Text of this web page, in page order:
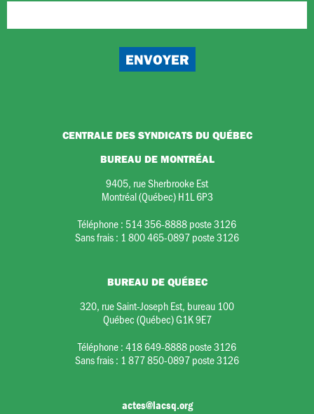
CENTRALE DES SYNDICATS DU QUÉBEC
BUREAU DE MONTRÉAL
9405, rue Sherbrooke Est
Montréal (Québec) H1L 6P3
Téléphone : 514 356-8888 poste 3126
Sans frais : 1 800 465-0897 poste 3126
BUREAU DE QUÉBEC
320, rue Saint-Joseph Est, bureau 100
Québec (Québec) G1K 9E7
Téléphone :418 649-8888 poste 3126
Sans frais : 1 877 850-0897 poste 3126
actes@lacsq.org